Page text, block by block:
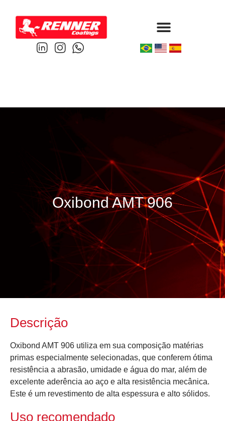
Oxibond AMT 906
Descrição
Oxibond AMT 906 utiliza em sua composição matérias
primas especialmente selecionadas, que conferem ótima
resistência a abrasão, umidade e água do mar, além de
excelente aderência ao aço e alta resistência mecânica.
Este é um revestimento de alta espessura e alto sólidos.
Uso recomendado